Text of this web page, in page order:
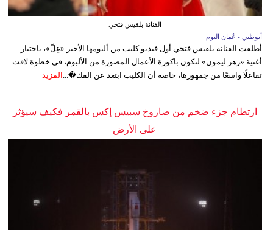
الفنانة بلقيس فتحي
أبوظبي - عُمان اليوم
أطلقت الفنانة بلقيس فتحي أول فيديو كليب من ألبومها الأخير «غِلّ»، باختيار
أغنية «زهر ليمون» لتكون باكورة الأعمال المصورة من الألبوم، في خطوة لاقت
تفاعلًا واسعًا من جمهورها، خاصة أن الكليب ابتعد عن الفك�... المزيد
ارتطام جزء ضخم من صاروخ سبيس إكس بالقمر فكيف سيؤثر
على الأرض